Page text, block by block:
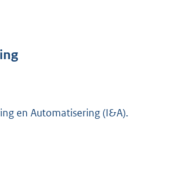
en Automatisering (I&A).